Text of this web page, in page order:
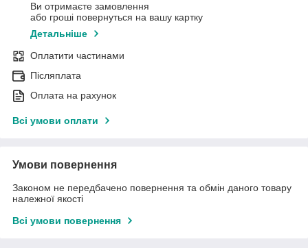
Ви отримаєте замовлення
або гроші повернуться на вашу картку
Детальніше
Оплатити частинами
Післяплата
Оплата на рахунок
Всі умови оплати
Умови повернення
Законом не передбачено повернення та обмін даного товару
належної якості
Всі умови повернення